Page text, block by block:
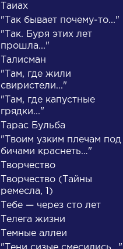
Писатели
Гончаров Иван
Александрович
Таиах
"Так бывает почему-то..."
"Так. Буря этих лет
прошла..."
Талисман
"Там, где жили
свиристели..."
"Там, где капустные
грядки..."
Тарас Бульба
"Твоим узким плечам под
бичами краснеть…"
Творчество
Творчество (Тайны
ремесла, 1)
Тебе — через сто лет
Телега жизни
Темные аллеи